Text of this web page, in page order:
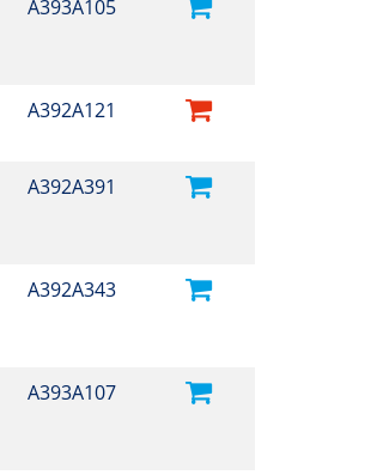
A393A105
A392A121
A392A391
A392A343
A393A107